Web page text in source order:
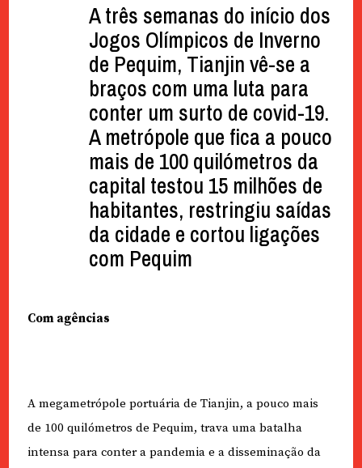
A três semanas do início dos
Jogos Olímpicos de Inverno
de Pequim, Tianjin vê-se a
braços com uma luta para
conter um surto de covid-19.
A metrópole que fica a pouco
mais de 100 quilómetros da
capital testou 15 milhões de
habitantes, restringiu saídas
da cidade e cortou ligações
com Pequim
Com agências
A megametrópole portuária de Tianjin, a pouco mais
de 100 quilómetros de Pequim, trava uma batalha
intensa para conter a pandemia e a disseminação da